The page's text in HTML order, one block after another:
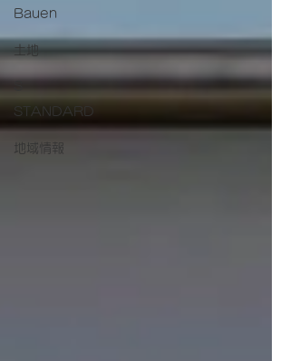
Bauen
土地
STANDARD
地域情報